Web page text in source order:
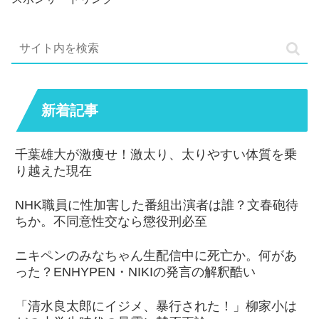
新着記事
千葉雄大が激痩せ！激太り、太りやすい体質を乗
り越えた現在
NHK職員に性加害した番組出演者は誰？文春砲待
ちか。不同意性交なら懲役刑必至
ニキペンのみなちゃん生配信中に死亡か。何があ
った？ENHYPEN・NIKIの発言の解釈酷い
「清水良太郎にイジメ、暴行された！」柳家小は